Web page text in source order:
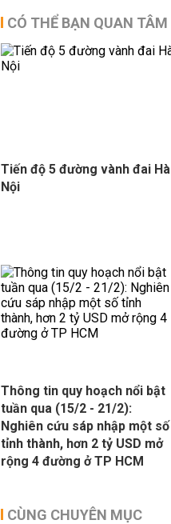
CÓ THỂ BẠN QUAN TÂM
Tiến độ 5 đường vành đai Hà
Nội
Thông tin quy hoạch nổi bật
tuần qua (15/2 - 21/2):
Nghiên cứu sáp nhập một số
tỉnh thành, hơn 2 tỷ USD mở
rộng 4 đường ở TP HCM
CÙNG CHUYÊN MỤC